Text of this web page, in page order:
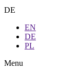
DE
EN
DE
PL
Menu